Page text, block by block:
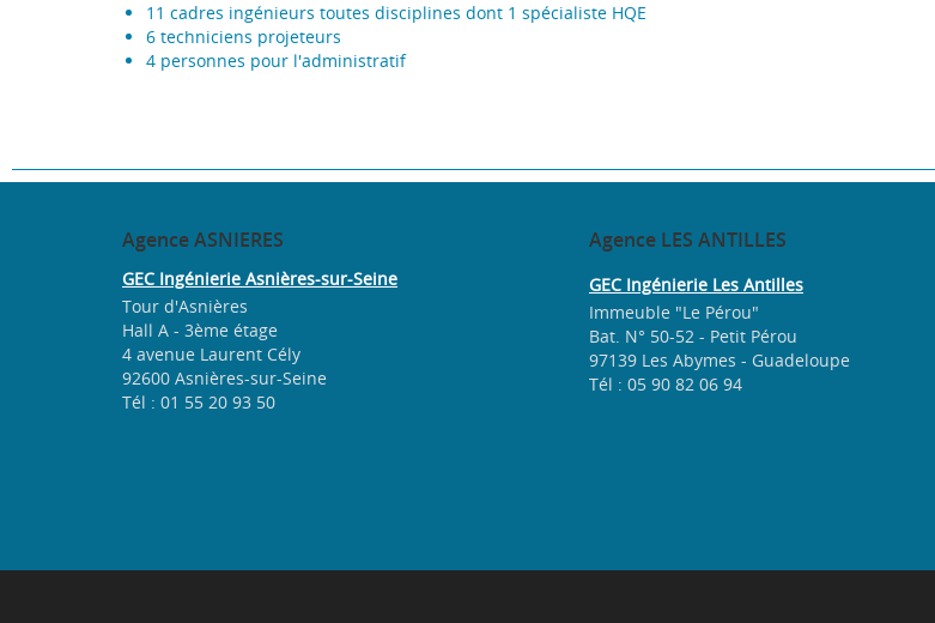
11 cadres ingénieurs toutes disciplines dont 1 spécialiste HQE
6 techniciens projeteurs
4 personnes pour l'administratif
AgenceASNIERES
GEC Ingénierie Asnières-sur-Seine
Tour d'Asnières
Hall A - 3ème étage
4 avenue Laurent Cély
92600 Asnières-sur-Seine
Tél : 01 55 20 93 50
Agence LES ANTILLES
GEC Ingénierie Les Antilles
Immeuble "Le Pérou"
Bat. N° 50-52 - Petit Pérou
97139 Les Abymes - Guadeloupe
Tél : 05 90 82 06 94